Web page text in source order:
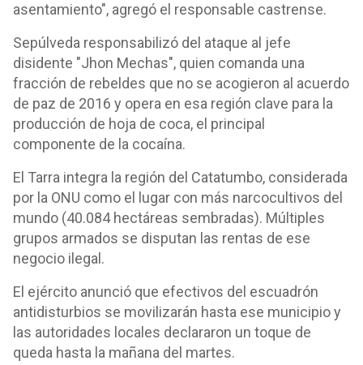
asentamiento", agregó el responsable castrense.
Sepúlveda responsabilizó del ataque al jefe
disidente "Jhon Mechas", quien comanda una
fracción de rebeldes que no se acogieron al acuerdo
de paz de 2016 y opera en esa región clave para la
producción de hoja de coca, el principal
componente de la cocaína.
El Tarra integra la región del Catatumbo, considerada
por la ONU como el lugar con más narcocultivos del
mundo (40.084 hectáreas sembradas). Múltiples
grupos armados se disputan las rentas de ese
negocio ilegal.
El ejército anunció que efectivos del escuadrón
antidisturbios se movilizarán hasta ese municipio y
las autoridades locales declararon un toque de
queda hasta la mañana del martes.